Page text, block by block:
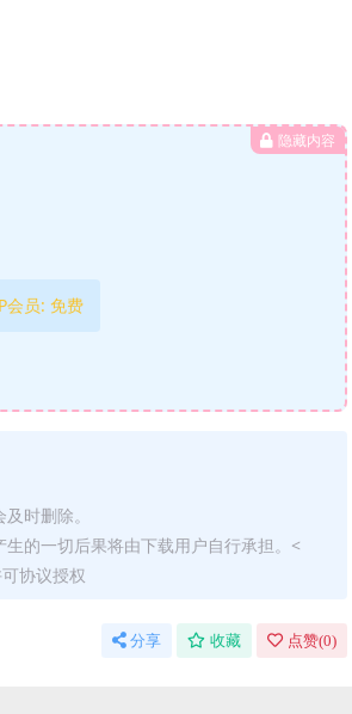
隐藏内容
会员: 免费
时删除。
的一切后果将由下载用户自行承担。<
协议授权
分享 收藏 点赞(0)